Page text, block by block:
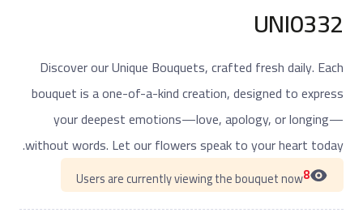
UNI0332
Discover our Unique Bouquets, crafted fresh daily. Each
bouquet is a one-of-a-kind creation, designed to express
your deepest emotions—love, apology, or longing—
without words. Let our flowers speak to your heart today.
8
Users are currently viewing the bouquet now